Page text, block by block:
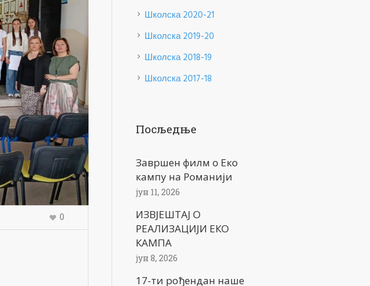
0
Школска 2020-21
Школска 2019-20
Школска 2018-19
Школска 2017-18
Посљедње
Завршен филм о Еко
кампу на Романији
јун 11, 2026
ИЗВЈЕШТАЈ О
РЕАЛИЗАЦИЈИ ЕКО
КАМПА
јун 8, 2026
17-ти рођендан наше